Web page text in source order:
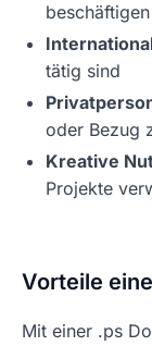
beschäftigen
tätig sind
oder Bezug
Kreative
Projekte
Vorteile
Mit einer .ps